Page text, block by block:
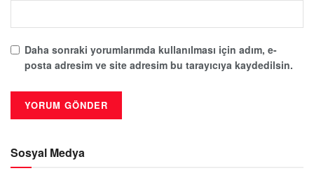
Daha sonraki yorumlarımda kullanılması için adım, e-
posta adresim ve site adresim bu tarayıcıya kaydedilsin.
Sosyal Medya